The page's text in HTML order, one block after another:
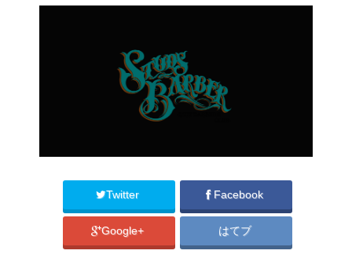
Twitter Facebook
Google+ はてブ